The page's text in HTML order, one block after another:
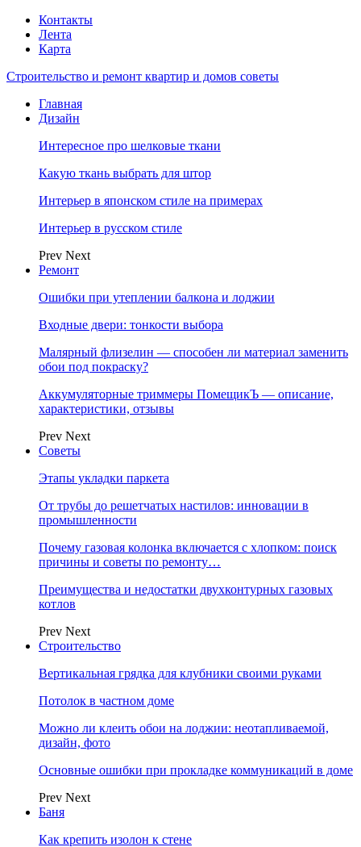
Контакты
Лента
Карта
Строительство и ремонт квартир и домов советы
Главная
Дизайн
Интересное про шелковые ткани
Какую ткань выбрать для штор
Интерьер в японском стиле на примерах
Интерьер в русском стиле
Prev Next
Ремонт
Ошибки при утеплении балкона и лоджии
Входные двери: тонкости выбора
Малярный флизелин — способен ли материал заменить
обои под покраску?
Аккумуляторные триммеры ПомещикЪ — описание,
характеристики, отзывы
Prev Next
Советы
Этапы укладки паркета
От трубы до решетчатых настилов: инновации в
промышленности
Почему газовая колонка включается с хлопком: поиск
причины и советы по ремонту…
Преимущества и недостатки двухконтурных газовых
котлов
Prev Next
Строительство
Вертикальная грядка для клубники своими руками
Потолок в частном доме
Можно ли клеить обои на лоджии: неотапливаемой,
дизайн, фото
Основные ошибки при прокладке коммуникаций в доме
Prev Next
Баня
Как крепить изолон к стене